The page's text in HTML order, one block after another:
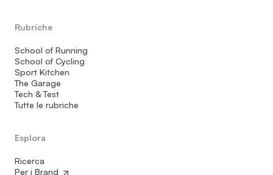
Rubriche
School of Running
School of Cycling
Sport Kitchen
The Garage
Tech & Test
Tutte le rubriche
Esplora
Ricerca
Per i Brand